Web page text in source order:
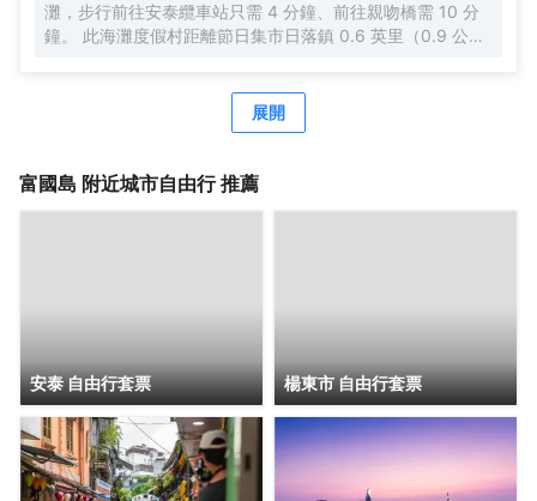
灘，步行前往安泰纜車站只需 4 分鐘、前往親吻橋需 10 分
鐘。 此海灘度假村距離節日集市日落鎮 0.6 英里（0.9 公
展開
富國島 附近城市自由行 推薦
安泰 自由行套票 楊東市 自由行套票